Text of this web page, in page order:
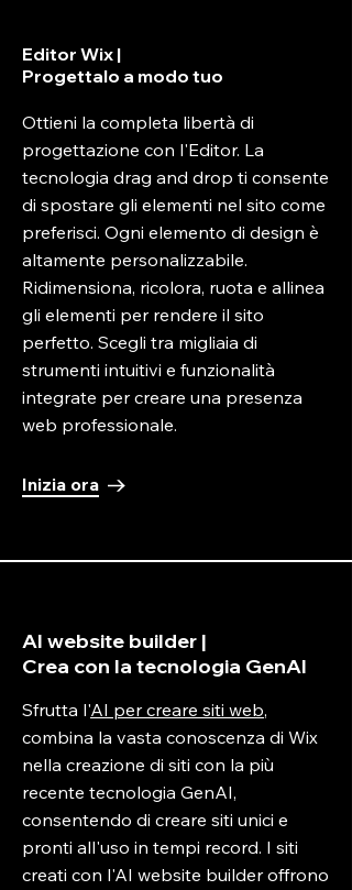
Editor Wix |
Progettalo a modo tuo
Ottieni la completa libertà di
progettazione con l'Editor. La
tecnologia drag and drop ti consente
di spostare gli elementi nel sito come
preferisci. Ogni elemento di design è
altamente personalizzabile.
Ridimensiona, ricolora, ruota e allinea
gli elementi per rendere il sito
perfetto. Scegli tra migliaia di
strumenti intuitivi e funzionalità
integrate per creare una presenza
web professionale.
Inizia ora
AI website builder |
Crea con la tecnologia GenAI
Sfrutta l'AI per creare siti web,
combina la vasta conoscenza di Wix
nella creazione di siti con la più
recente tecnologia GenAI,
consentendo di creare siti unici e
pronti all'uso in tempi record. I siti
creati con l'AI website builder offrono